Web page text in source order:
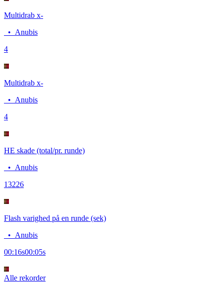
Multidrab x-
• Anubis
4
Multidrab x-
• Anubis
4
HE skade (total/pr. runde)
• Anubis
13226
Flash varighed på en runde (sek)
• Anubis
00:16s00:05s
Alle rekorder